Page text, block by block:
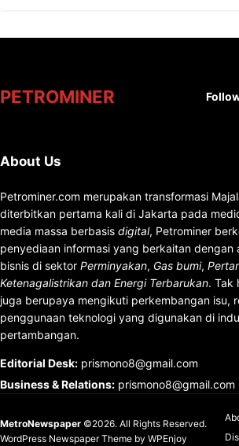
PETROMINER
About Us
Petrominer.com merupakan transformasi
diterbitkan pertama kali di Jakarta pada
media massa berbasis digital, Petrominer
penyediaan informasi yang berkaitan dengan
bisnis di sektor Perminyakan, Gas bumi,
Ketenagalistrikan dan Energi Terbarukan. Tak
juga berupaya mengikuti perkembangan isu,
penggunaan teknologi yang digunakan di
pertambangan.
Editorial Desk: prismono8@gmail.com
Business & Relations: prismono8@gmail.com
MetroNewspaper ©2026. All Rights Reserved.
WordPress Newspaper Theme by WPEnjoy